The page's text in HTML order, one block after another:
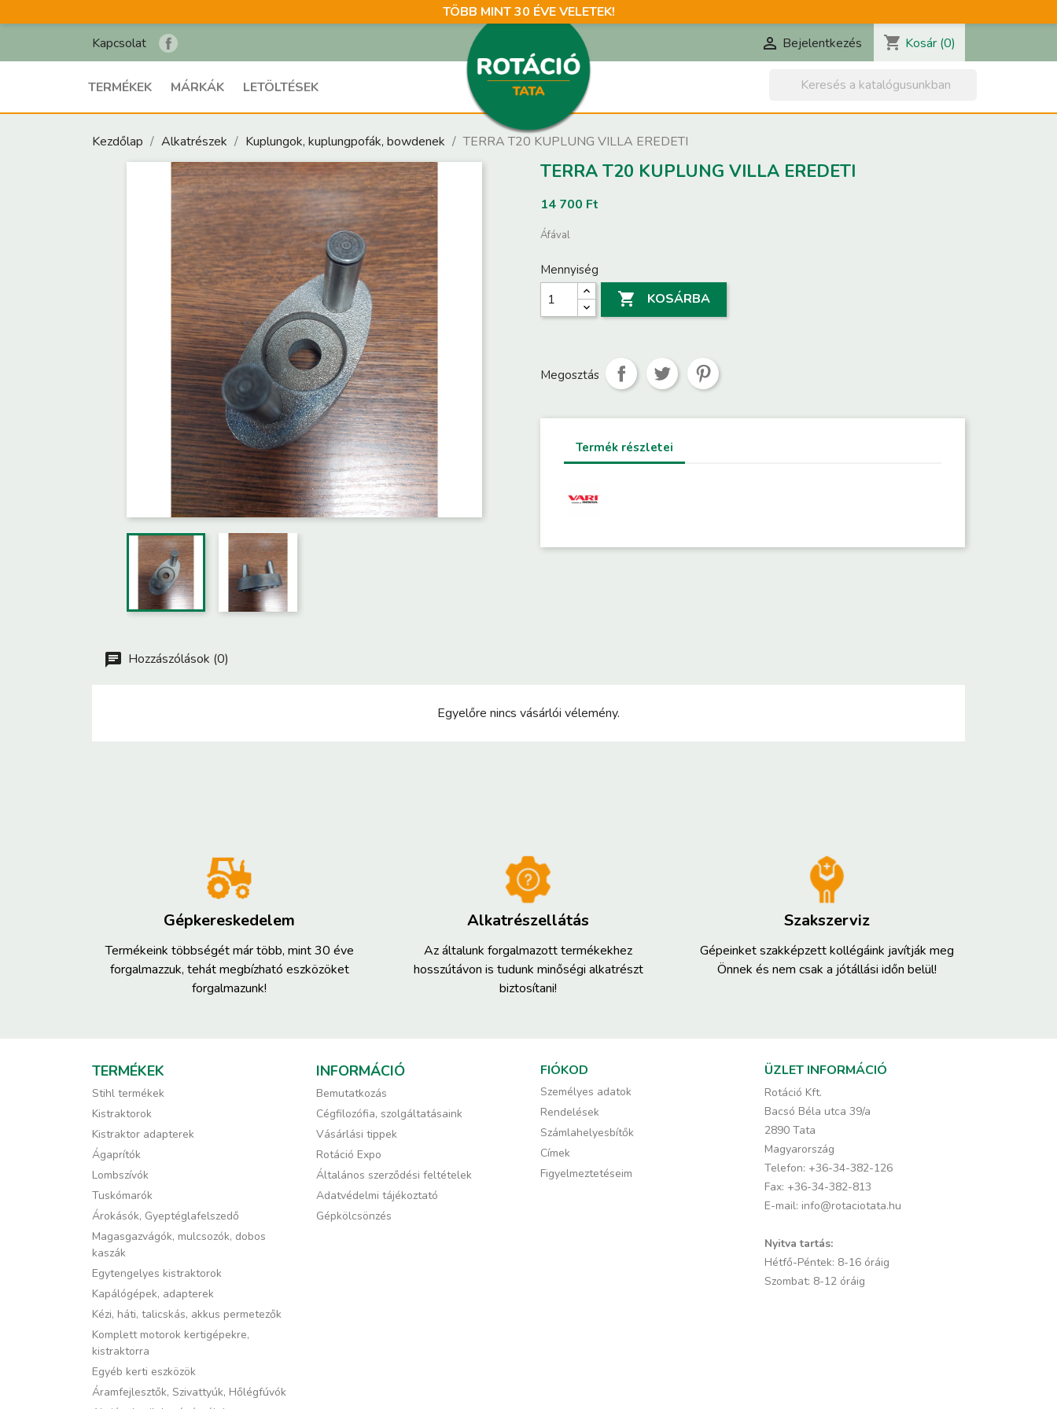
TÖBB MINT 30 ÉVE VELETEK!
Kapcsolat
 Bejelentkezés shopping_cart Kosár (0)
TERMÉKEK MÁRKÁK LETÖLTÉSEK

Kezdőlap Alkatrészek Kuplungok, kuplungpofák, bowdenek TERRA T20 KUPLUNG VILLA EREDETI
TERRA T20 KUPLUNG VILLA EREDETI
14 700 Ft
Áfával
Mennyiség
 KOSÁRBA
Megosztás
Termék részletei
Hozzászólások (0)
Egyelőre nincs vásárlói vélemény.
Gépkereskedelem
Termékeink többségét már több, mint 30 éve
forgalmazzuk, tehát megbízható eszközöket
forgalmazunk!
Alkatrészellátás
Az általunk forgalmazott termékekhez
hosszútávon is tudunk minőségi alkatrészt
biztosítani!
Szakszerviz
Gépeinket szakképzett kollégáink javítják meg
Önnek és nem csak a jótállási időn belül!
TERMÉKEK
Stihl termékek
Kistraktorok
Kistraktor adapterek
Ágaprítók
Lombszívók
Tuskómarók
Árokásók, Gyeptéglafelszedő
Magasgazvágók, mulcsozók, dobos
kaszák
Egytengelyes kistraktorok
Kapálógépek, adapterek
Kézi, háti, talicskás, akkus permetezők
Komplett motorok kertigépekre,
kistraktorra
Egyéb kerti eszközök
Áramfejlesztők, Szivattyúk, Hőlégfúvók
INFORMÁCIÓ
Bemutatkozás
Cégfilozófia, szolgáltatásaink
Vásárlási tippek
Rotáció Expo
Általános szerződési feltételek
Adatvédelmi tájékoztató
Gépkölcsönzés
FIÓKOD
Személyes adatok
Rendelések
Számlahelyesbítők
Címek
Figyelmeztetéseim
ÜZLET INFORMÁCIÓ
Rotáció Kft.
Bacsó Béla utca 39/a
2890 Tata
Magyarország
Telefon: +36-34-382-126
Fax: +36-34-382-813
E-mail: info@rotaciotata.hu
Nyitva tartás:
Hétfő-Péntek: 8-16 óráig
Szombat: 8-12 óráig